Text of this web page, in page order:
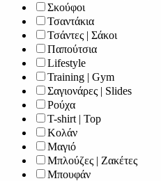
Σκούφοι
Τσαντάκια
Τσάντες | Σάκοι
Παπούτσια
Lifestyle
Training | Gym
Σαγιονάρες | Slides
Ρούχα
T-shirt | Top
Κολάν
Μαγιό
Μπλούζες | Ζακέτες
Μπουφάν